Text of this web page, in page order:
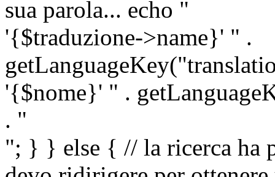
sua parola... echo "
'{$traduzione->name}' " .
'{$nome}' " .
. "
"; } } else { // la ricerca ha